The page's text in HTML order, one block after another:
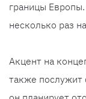
границы
несколько раз
Акцент на
также послужит